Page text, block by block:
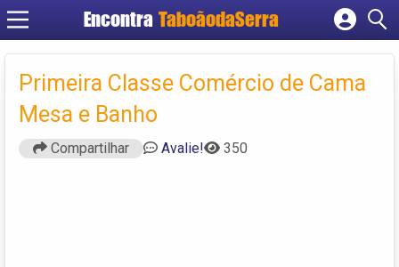
Encontra TaboãodaSerra
Cadastrar empresa
Criar conta
Primeira Classe Comércio de Cama
Mesa e Banho
Compartilhar Avalie! 350